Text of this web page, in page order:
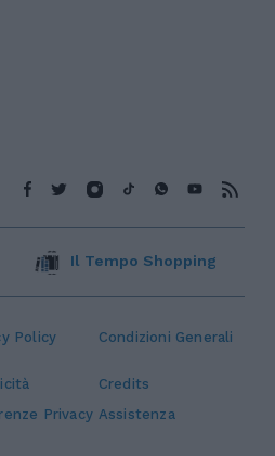
Policy Condizioni Generali
Credits
Privacy Assistenza
Il Tempo Shopping